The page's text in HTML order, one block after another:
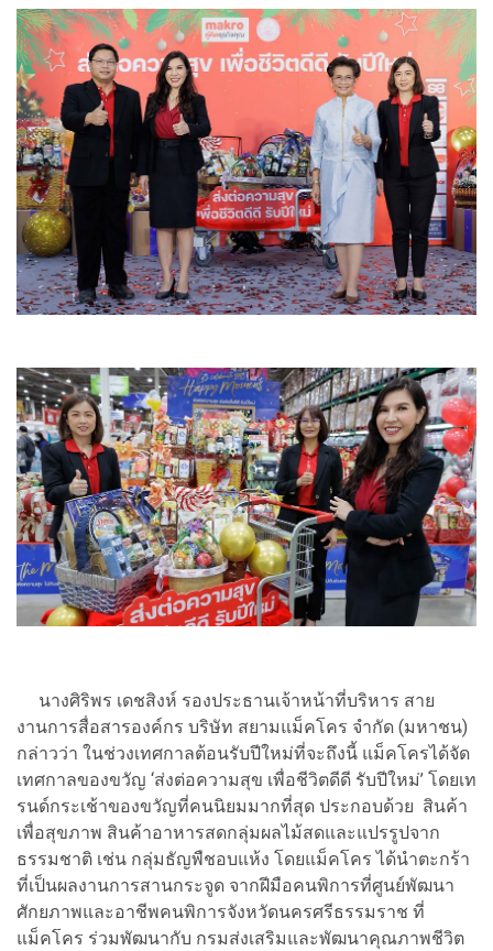
นางศิริพร เดชสิงห์ รองประธานเจ้าหน้าที่บริหาร สาย
งานการสื่อสารองค์กร บริษัท สยามแม็คโคร จำกัด (มหาชน)
กล่าวว่า ในช่วงเทศกาลต้อนรับปีใหม่ที่จะถึงนี้ แม็คโครได้จัด
เทศกาลของขวัญ ‘ส่งต่อความสุข เพื่อชีวิตดีดี รับปีใหม่’ โดยเท
รนด์กระเช้าของขวัญที่คนนิยมมากที่สุด ประกอบด้วย สินค้า
เพื่อสุขภาพ สินค้าอาหารสดกลุ่มผลไม้สดและแปรรูปจาก
ธรรมชาติ เช่น กลุ่มธัญพืชอบแห้ง โดยแม็คโคร ได้นำตะกร้า
ที่เป็นผลงานการสานกระจูด จากฝีมือคนพิการที่ศูนย์พัฒนา
ศักยภาพและอาชีพคนพิการจังหวัดนครศรีธรรมราช ที่
แม็คโคร ร่วมพัฒนากับ กรมส่งเสริมและพัฒนาคุณภาพชีวิต